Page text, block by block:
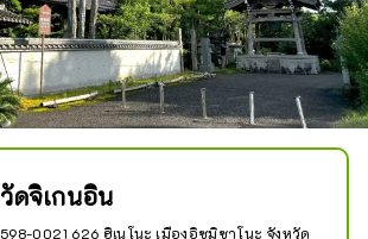
วัดจิเกนอิน
598-0021 626 ฮิเนโนะ เมืองอิซุมิซาโนะ จังหวัด